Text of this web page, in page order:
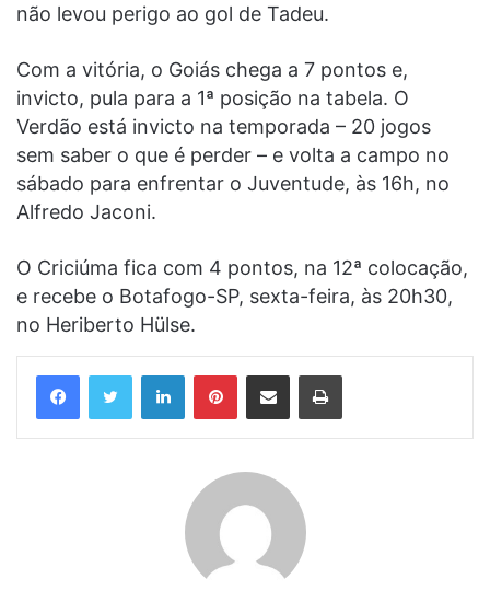
não levou perigo ao gol de Tadeu.
Com a vitória, o Goiás chega a 7 pontos e,
invicto, pula para a 1ª posição na tabela. O
Verdão está invicto na temporada – 20 jogos
sem saber o que é perder – e volta a campo no
sábado para enfrentar o Juventude, às 16h, no
Alfredo Jaconi.
O Criciúma fica com 4 pontos, na 12ª colocação,
e recebe o Botafogo-SP, sexta-feira, às 20h30,
no Heriberto Hülse.
LinkedinPinterestCompartilhar via e-mail Imprimir